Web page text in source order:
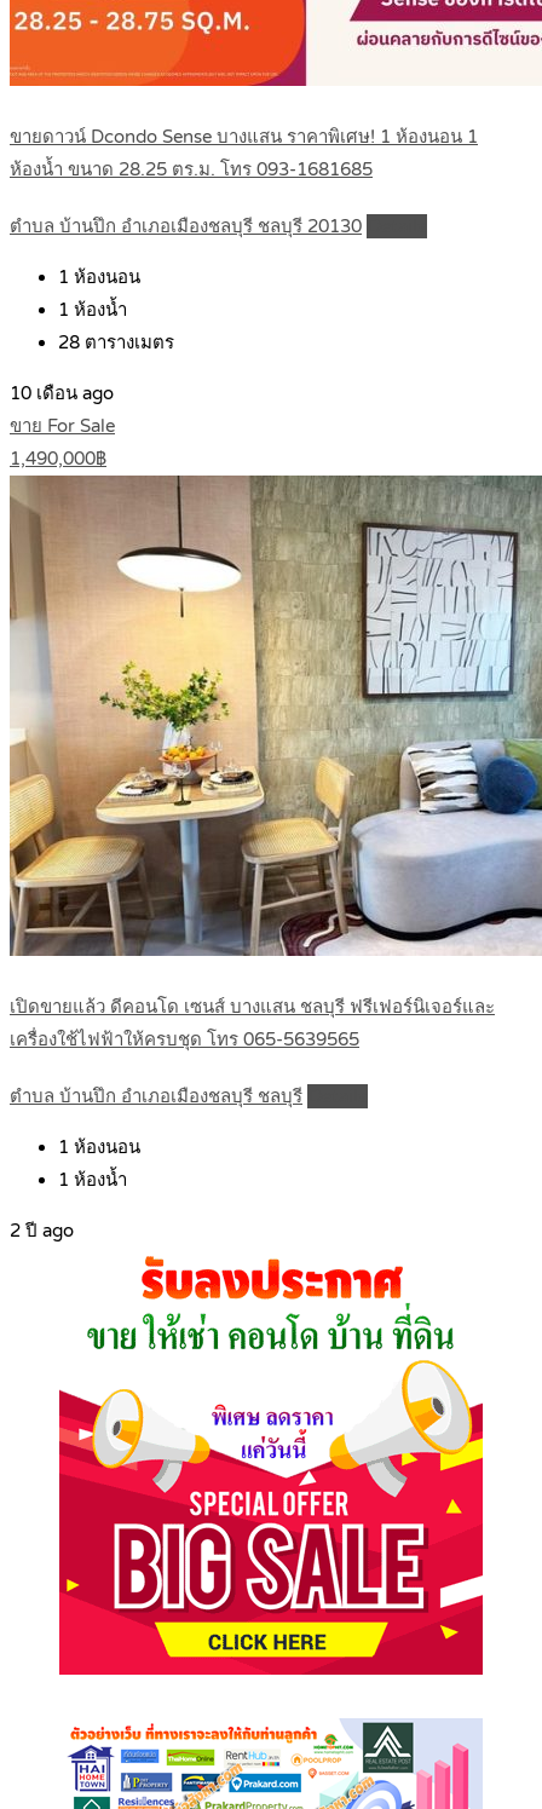
ขายดาวน์ Dcondo Sense บางแสน ราคาพิเศษ! 1 ห้องนอน 1
ห้องน้ำ ขนาด 28.25 ตร.ม. โทร 093-1681685
ตำบล บ้านปึก อำเภอเมืองชลบุรี ชลบุรี 20130
1 ห้องนอน
1 ห้องน้ำ
28 ตารางเมตร
10 เดือน ago
ขาย For Sale
1,490,000฿
เปิดขายแล้ว ดีคอนโด เซนส์ บางแสน ชลบุรี ฟรีเฟอร์นิเจอร์และ
เครื่องใช้ไฟฟ้าให้ครบชุด โทร 065-5639565
ตำบล บ้านปึก อำเภอเมืองชลบุรี ชลบุรี
1 ห้องนอน
1 ห้องน้ำ
2 ปี ago